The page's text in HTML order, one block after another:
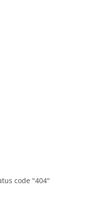
code "404"